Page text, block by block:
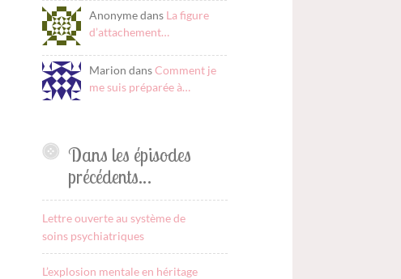
Anonyme dans La figure
d’attachement…
Marion dansComment je
me suis préparée à…
Dans les épisodes
précédents…
Lettre ouverte au système de
soins psychiatriques
L’explosion mentale en héritage